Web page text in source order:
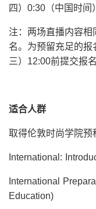
四）0:30（中国时间）
注：两场直播内容
名。为预留充足的
三）12:00前提交报名
适合人群
取得伦敦时尚学院预
International:
International
Education)